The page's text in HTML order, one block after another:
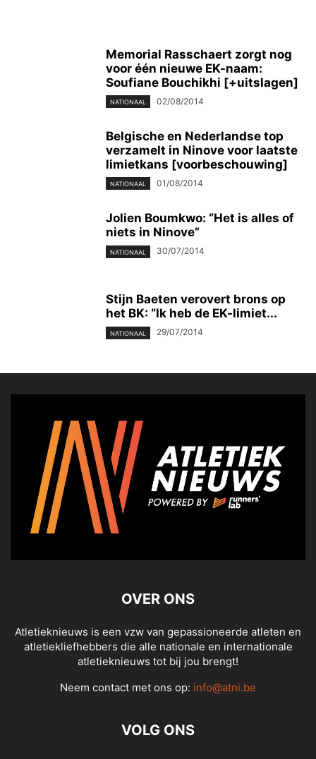
Memorial Rasschaert zorgt nog
voor één nieuwe EK-naam:
Soufiane Bouchikhi [+uitslagen]
NATIONAAL 02/08/2014
Belgische en Nederlandse top
verzamelt in Ninove voor laatste
limietkans [voorbeschouwing]
NATIONAAL 01/08/2014
Jolien Boumkwo: “Het is alles of
niets in Ninove”
NATIONAAL 30/07/2014
Stijn Baeten verovert brons op
het BK: “Ik heb de EK-limiet...
NATIONAAL 29/07/2014
OVER ONS
Atletieknieuws is een vzw van gepassioneerde atleten en
atletiekliefhebbers die alle nationale en internationale
atletieknieuws tot bij jou brengt!
Neem contact met ons op: info@atni.be
VOLG ONS